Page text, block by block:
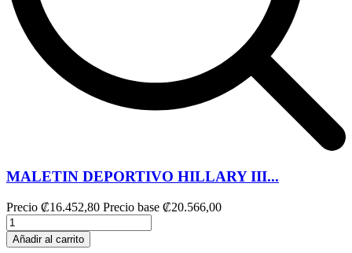
MALETIN DEPORTIVO HILLARY III...
Precio ₡16.452,80 Precio base ₡20.566,00
Añadir al carrito